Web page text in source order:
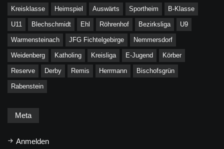
Kreisklasse Heimspiel Auswärts Sportheim B-Klasse
U11 Blechschmidt Ehl Röhrenhof Bezirksliga U9
Warmensteinach JFG Fichtelgebirge Nemmersdorf
Weidenberg Katholing Kreisliga E-Jugend Körber
Reserve Derby Remis Herrmann Bischofsgrün
Rabenstein
Meta
Anmelden